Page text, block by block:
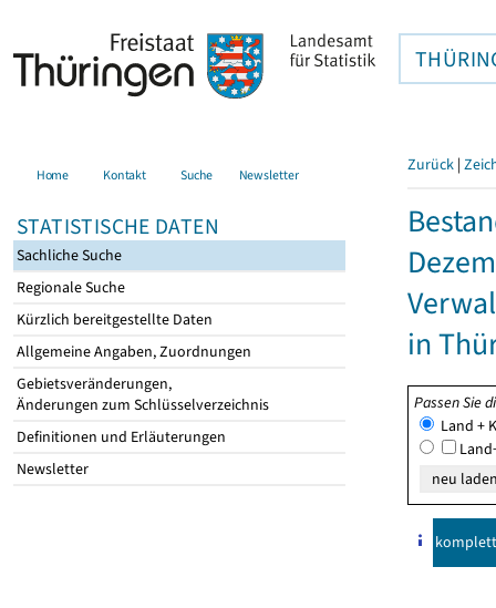
Home Kontakt Suche Newsletter
STATISTISCHE DATEN
Sachliche Suche
Regionale Suche
Kürzlich bereitgestellte Daten
Allgemeine Angaben, Zuordnungen
Gebietsveränderungen,
Änderungen zum Schlüsselverzeichnis
Definitionen und Erläuterungen
Newsletter
Zurück |
in
Passen Sie
Land +
komplett